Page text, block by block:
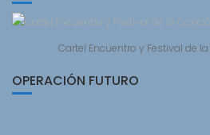
Cartel Encuentro y Festival de
OPERACIÓN FUTURO